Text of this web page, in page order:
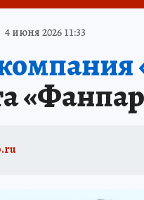
В КАРЬЕРЕ БИТВА ЗА ДУМУ
КП АВИА УКРАИНА:
ТАНКОГРАДА НАВИГАТОР
АЗБУКА
4 июня 2026 11:33